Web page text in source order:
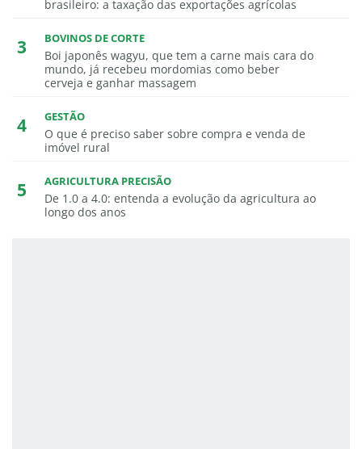
brasileiro: a taxação das exportações agrícolas
BOVINOS DE CORTE
Boi japonês wagyu, que tem a carne mais cara do
mundo, já recebeu mordomias como beber
cerveja e ganhar massagem
GESTÃO
O que é preciso saber sobre compra e venda de
imóvel rural
AGRICULTURA PRECISÃO
De 1.0 a 4.0: entenda a evolução da agricultura ao
longo dos anos